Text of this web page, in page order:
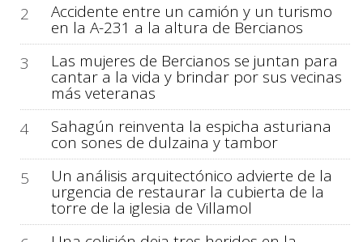
2
Accidente entre un camión y un turismo
en la A-231 a la altura de Bercianos
3
Las mujeres de Bercianos se juntan para
cantar a la vida y brindar por sus vecinas
más veteranas
4
Sahagún reinventa la espicha asturiana
con sones de dulzaina y tambor
5
Un análisis arquitectónico advierte de la
urgencia de restaurar la cubierta de la
torre de la iglesia de Villamol